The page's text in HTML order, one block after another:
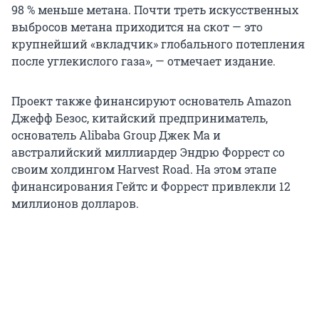
98 % меньше метана. Почти треть искусственных
выбросов метана приходится на скот — это
крупнейший «вкладчик» глобального потепления
после углекислого газа», — отмечает издание.
Проект также финансируют основатель Amazon
Джефф Безос, китайский предприниматель,
основатель Alibaba Group Джек Ма и
австралийский миллиардер Эндрю Форрест со
своим холдингом Harvest Road. На этом этапе
финансирования Гейтс и Форрест привлекли 12
миллионов долларов.